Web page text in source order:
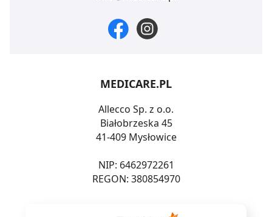
MEDICARE.PL
Allecco Sp. z o.o.
Białobrzeska 45
41-409 Mysłowice
NIP: 6462972261
REGON: 380854970